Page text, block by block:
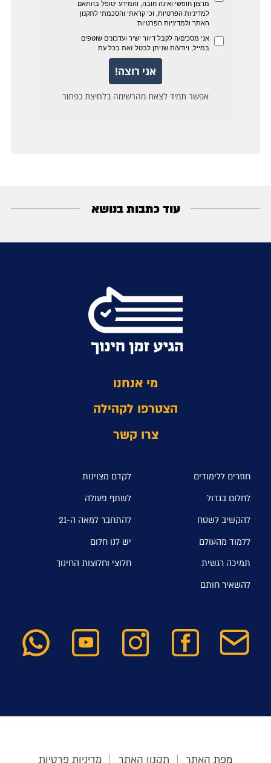
עוד כתבות בנושא
מי אנחנו
הצטרפו לקהילה
צרו קשר
חוזרים ללימודים
לקדם מצוינות
לחלום בגדול
לשתף פעולה
להקשיב לשטח
להתחבר למאה ה-21
ללמוד מהעולם
יש לנו חלום
תמיכה רגשית
חלוצי וחלוצות החינוך
להשאיר חותם
מפת האתר תקנון האתר מדיניות פרטיות